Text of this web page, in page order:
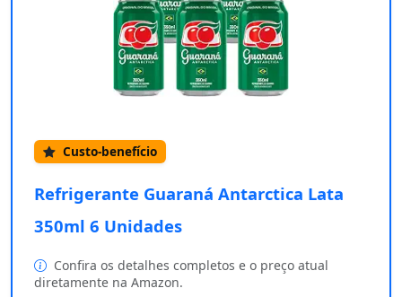
Custo-benefício
Refrigerante Guaraná Antarctica Lata
350ml 6 Unidades
Confira os detalhes completos e o preço atual
diretamente na Amazon.